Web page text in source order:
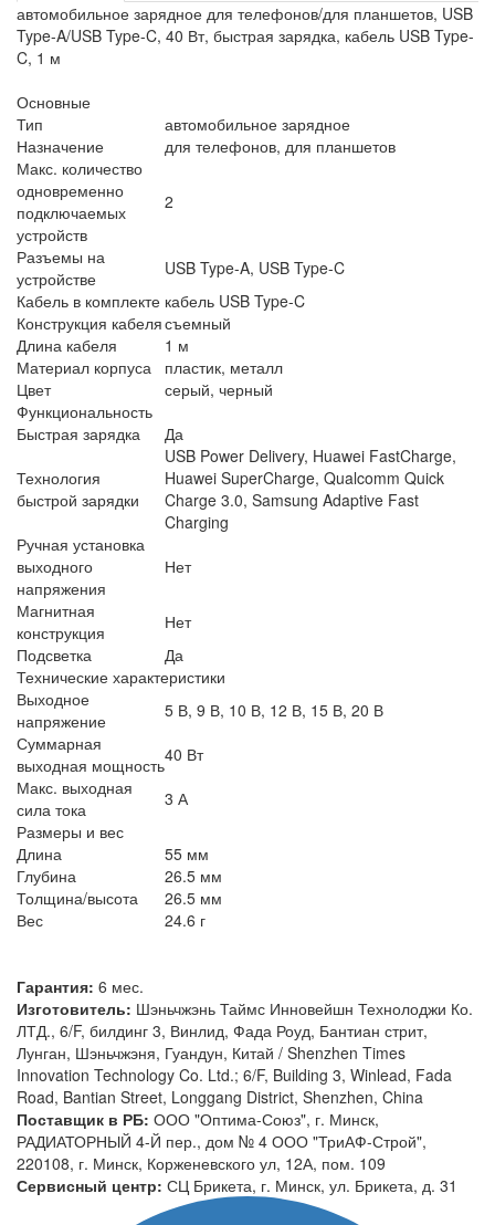
автомобильное зарядное для телефонов/для планшетов, USB
Type-A/USB Type-C, 40 Вт, быстрая зарядка, кабель USB Type-
C, 1 м
Основные
Тип
автомобильное зарядное
Назначение
для телефонов, для планшетов
Макс. количество
одновременно
подключаемых
устройств
2
Разъемы на
устройстве
USB Type-A, USB Type-C
Кабель в комплекте кабель USB Type-C
Конструкция кабелясъемный
Длина кабеля
1 м
Материал корпуса
пластик, металл
Цвет
серый, черный
Функциональность
Быстрая зарядка
Да
Технология
быстрой зарядки
USB Power Delivery, Huawei FastCharge,
Huawei SuperCharge, Qualcomm Quick
Charge 3.0, Samsung Adaptive Fast
Charging
Ручная установка
выходного
напряжения
Нет
Магнитная
конструкция
Нет
Подсветка
Да
Технические характеристики
Выходное
напряжение
5 В, 9 В, 10 В, 12 В, 15 В, 20 В
Суммарная
выходная мощность40 Вт
Макс. выходная
сила тока
3 А
Размеры и вес
Длина
55 мм
Глубина
26.5 мм
Толщина/высота
26.5 мм
Вес
24.6 г
Гарантия: 6 мес.
Изготовитель: Шэньчжэнь Таймс Инновейшн Технолоджи Ко.
ЛТД., 6/F, билдинг 3, Винлид, Фада Роуд, Бантиан стрит,
Лунган, Шэньчжэня, Гуандун, Китай / Shenzhen Times
Innovation Technology Co. Ltd.; 6/F, Building 3, Winlead, Fada
Road, Bantian Street, Longgang District, Shenzhen, China
Поставщик в РБ: ООО "Оптима-Союз", г. Минск,
РАДИАТОРНЫЙ 4-Й пер., дом № 4 ООО "ТриАФ-Строй",
220108, г. Минск, Корженевского ул, 12А, пом. 109
Сервисный центр: СЦ Брикета, г. Минск, ул. Брикета, д. 31